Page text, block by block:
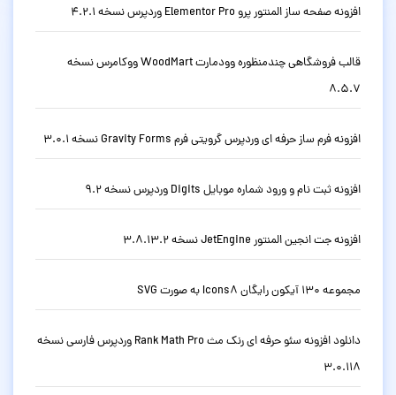
افزونه صفحه ساز المنتور پرو Elementor Pro وردپرس نسخه 4.2.1
قالب فروشگاهی چندمنظوره وودمارت WoodMart ووکامرس نسخه
8.5.7
افزونه فرم ساز حرفه ای وردپرس گرویتی فرم Gravity Forms نسخه 3.0.1
افزونه ثبت نام و ورود شماره موبایل Digits وردپرس نسخه 9.2
افزونه جت انجین المنتور JetEngine نسخه 3.8.13.2
مجموعه 130 آیکون رایگان Icons8 به صورت SVG
دانلود افزونه سئو حرفه ای رنک مث Rank Math Pro وردپرس فارسی نسخه
3.0.118